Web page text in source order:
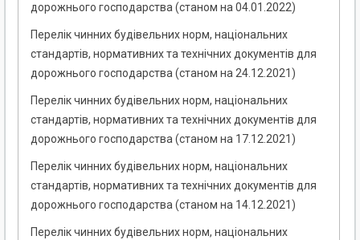
дорожнього господарства (станом на 04.01.2022)
Перелік чинних будівельних норм, національних
стандартів, нормативних та технічних документів для
дорожнього господарства (станом на 24.12.2021)
Перелік чинних будівельних норм, національних
стандартів, нормативних та технічних документів для
дорожнього господарства (станом на 17.12.2021)
Перелік чинних будівельних норм, національних
стандартів, нормативних та технічних документів для
дорожнього господарства (станом на 14.12.2021)
Перелік чинних будівельних норм, національних